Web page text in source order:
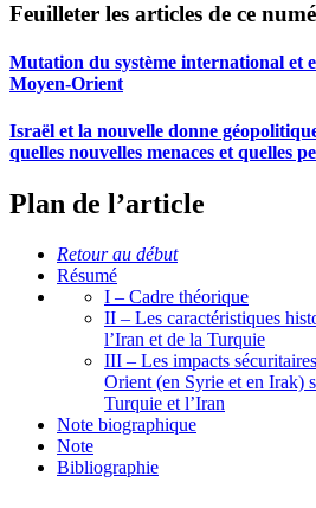
Feuilleter les articles de ce
Mutation du système international et
Moyen-Orient
Israël et la nouvelle donne
quelles nouvelles menaces et quelles
Plan de l’article
Retour au début
Résumé
I – Cadre théorique
II – Les caractéristiques
l’Iran et de la Turquie
III – Les impacts
Orient (en Syrie et en Irak)
Turquie et l’Iran
Note biographique
Note
Bibliographie